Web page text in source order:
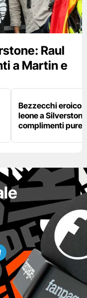
Raul
a Martin e
Bezzecchi eroico
leone a
complimenti pure